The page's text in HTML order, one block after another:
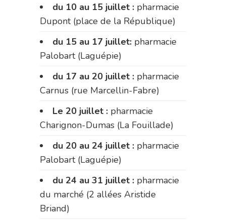
du 10 au 15 juillet : pharmacie
Dupont (place de la République)
du 15 au 17 juillet: pharmacie
Palobart (Laguépie)
du 17 au 20 juillet : pharmacie
Carnus (rue Marcellin-Fabre)
Le 20 juillet : pharmacie
Charignon-Dumas (La Fouillade)
du 20 au 24 juillet : pharmacie
Palobart (Laguépie)
du 24 au 31 juillet : pharmacie
du marché (2 allées Aristide
Briand)